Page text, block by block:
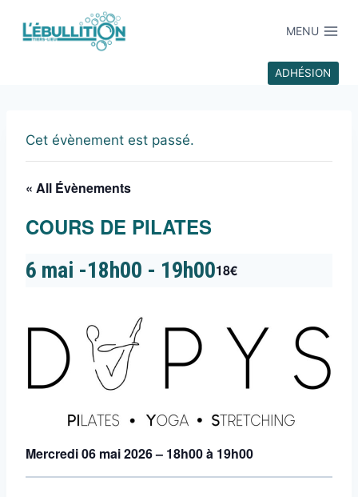
MENU
ADHÉSION
Cet évènement est passé.
« All Évènements
COURS DE PILATES
6 mai -18h00 - 19h0018€
Mercredi 06 mai2026 – 18h00 à 19h00